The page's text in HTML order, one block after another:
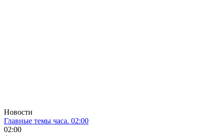
Новости
Главные темы часа. 02:00
02:00